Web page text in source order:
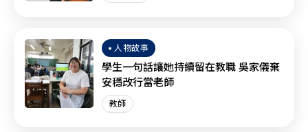
人物故事
學生一句話讓她持續留在教職 吳家儀棄
安穩改行當老師
教師